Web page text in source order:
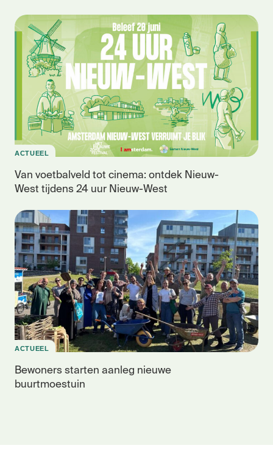
ACTUEEL
Van voetbalveld tot cinema: ontdek Nieuw-
West tijdens 24 uur Nieuw-West
ACTUEEL
Bewoners starten aanleg nieuwe
buurtmoestuin